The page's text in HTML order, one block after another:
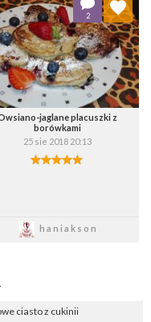
jaglane placuszki z
borówkami
25 sie 2018 20:13
haniakson
2
Wybierz listę:
ciasto z cukinii